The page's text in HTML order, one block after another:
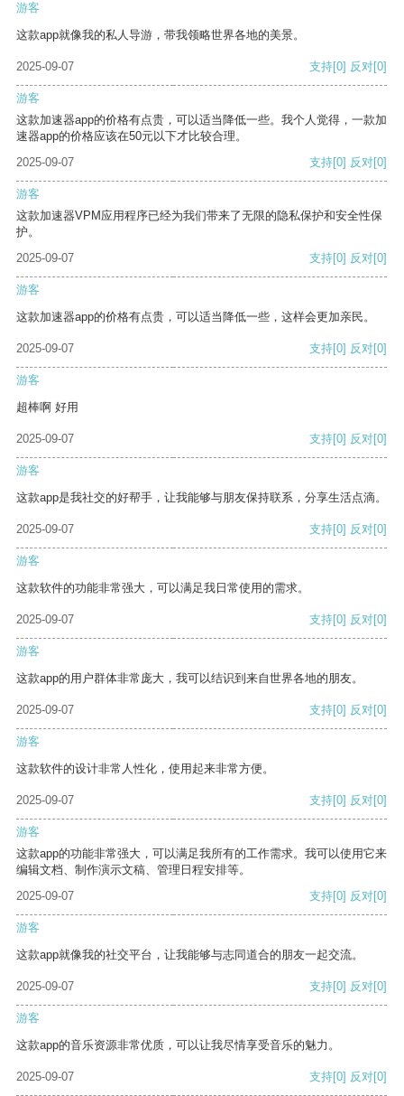
游客
这款app就像我的私人导游，带我领略世界各地的美景。
2025-09-07 支持[0] 反对[0]
游客
这款加速器app的价格有点贵，可以适当降低一些。我个人觉得，一款加
速器app的价格应该在50元以下才比较合理。
2025-09-07
支持[0] 反对[0]
游客
这款加速器VPM应用程序已经为我们带来了无限的隐私保护和安全性保
护。
2025-09-07
支持[0] 反对[0]
游客
这款加速器app的价格有点贵，可以适当降低一些，这样会更加亲民。
2025-09-07 支持[0] 反对[0]
游客
超棒啊 好用
2025-09-07 支持[0] 反对[0]
游客
这款app是我社交的好帮手，让我能够与朋友保持联系，分享生活点滴。
2025-09-07 支持[0] 反对[0]
游客
这款软件的功能非常强大，可以满足我日常使用的需求。
2025-09-07 支持[0] 反对[0]
游客
这款app的用户群体非常庞大，我可以结识到来自世界各地的朋友。
2025-09-07 支持[0] 反对[0]
游客
这款软件的设计非常人性化，使用起来非常方便。
2025-09-07 支持[0] 反对[0]
游客
这款app的功能非常强大，可以满足我所有的工作需求。我可以使用它来
编辑文档、制作演示文稿、管理日程安排等。
2025-09-07
支持[0] 反对[0]
游客
这款app就像我的社交平台，让我能够与志同道合的朋友一起交流。
2025-09-07 支持[0] 反对[0]
游客
这款app的音乐资源非常优质，可以让我尽情享受音乐的魅力。
2025-09-07 支持[0] 反对[0]